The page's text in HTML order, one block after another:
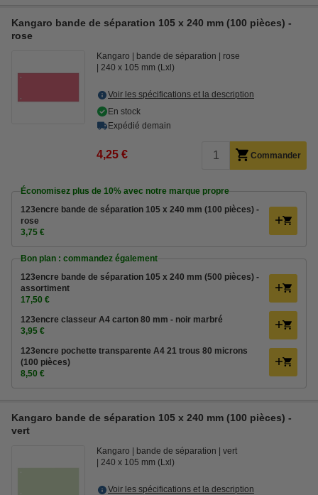
Kangaro bande de séparation 105 x 240 mm (100 pièces) -
rose
Kangaro bande de séparation
rose
240 x 105 mm (Lxl)
Voir les spécifications et la description
En stock
Expédié demain
4,25 € Commander
Économisez plus de 10% avec notre marque propre
123encre bande de séparation 105 x 240 mm (100 pièces) -
rose
3,75 €
Bon plan : commandez également
123encre bande de séparation 105 x 240 mm (500 pièces) -
assortiment
17,50 €
123encre classeur A4 carton 80 mm - noir marbré
3,95 €
123encre pochette transparente A4 21 trous 80 microns
(100 pièces)
8,50 €
Kangaro bande de séparation 105 x 240 mm (100 pièces) -
vert
Kangaro bande de séparation
vert
240 x 105 mm (Lxl)
Voir les spécifications et la description